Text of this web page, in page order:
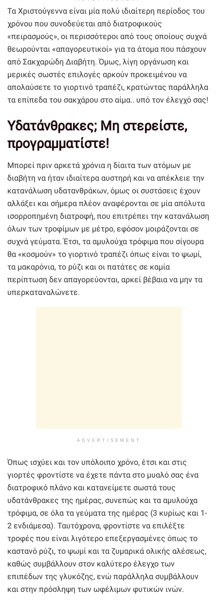
Τα Χριστούγεννα είναι μία πολύ ιδιαίτερη περίοδος του
χρόνου που συνοδεύεται από διατροφικούς
«πειρασμούς», οι περισσότεροι από τους οποίους συχνά
θεωρούνται «απαγορευτικοί» για τα άτομα που πάσχουν
από Σακχαρώδη Διαβήτη. Όμως, λίγη οργάνωση και
μερικές σωστές επιλογές αρκούν προκειμένου να
απολαύσετε το γιορτινό τραπέζι, κρατώντας παράλληλα
τα επίπεδα του σακχάρου στο αίμα.. υπό τον έλεγχό σας!
Υδατάνθρακες; Μη στερείστε,
προγραμματίστε!
Μπορεί πριν αρκετά χρόνια η δίαιτα των ατόμων με
διαβήτη να ήταν ιδιαίτερα αυστηρή και να απέκλειε την
κατανάλωση υδατανθράκων, όμως οι συστάσεις έχουν
αλλάξει και σήμερα πλέον αναφέρονται σε μία απόλυτα
ισορροπημένη διατροφή, που επιτρέπει την κατανάλωση
όλων των τροφίμων με μέτρο, εφόσον μοιράζονται σε
συχνά γεύματα. Έτσι, τα αμυλούχα τρόφιμα που σίγουρα
θα «κοσμούν» το γιορτινό τραπέζι όπως είναι το ψωμί,
τα μακαρόνια, το ρύζι και οι πατάτες σε καμία
περίπτωση δεν απαγορεύονται, αρκεί βέβαια να μην τα
υπερκαταναλώνετε.
ADVERTISEMENT
Όπως ισχύει και τον υπόλοιπο χρόνο, έτσι και στις
γιορτές φροντίστε να έχετε πάντα στο μυαλό σας ένα
διατροφικό πλάνο και κατανείμετε σωστά τους
υδατάνθρακες της ημέρας, συνεπώς και τα αμυλούχα
τρόφιμα, σε όλα τα γεύματα της ημέρας (3 κυρίως και 1-
2 ενδιάμεσα). Ταυτόχρονα, φροντίστε να επιλέξτε
τροφές που είναι λιγότερο επεξεργασμένες όπως το
καστανό ρύζι, το ψωμί και τα ζυμαρικά ολικής αλέσεως,
καθώς συμβάλλουν στον καλύτερο έλεγχο των
επιπέδων της γλυκόζης, ενώ παράλληλα συμβάλλουν
και στην πρόσληψη των ωφέλιμων φυτικών ινών.